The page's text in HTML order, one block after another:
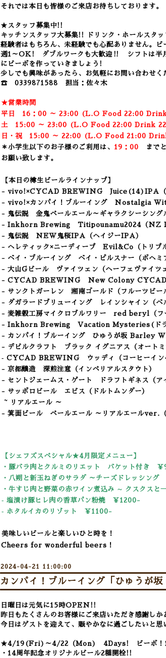
それでは本日も皆様のご来店お待ちしております。
★スタッフ募集中!!
キッチンスタッフ大募集!! ドリンク・ホールスタッ
経験者はもちろん、未経験でも心配ありません。
ビ
週1～OK! ダブルワークも大歓迎‼ シフトは半月
にビーボを作っていきましょう!
少しでも興味があったら、お気軽にお問い合わせく
☎ 0339871588 担当：佐々木
★営業時間
平日 16：00 ～ 23:00 (L.O Food 22:00 Drink
土 15:00 ～ 23:00 (L.O Food 22:00 Drink
日・祝 15:00 ～ 22:00 (L.O Food 21:00
＊小学生以下のお子様のご利用は、 19：00
まで
お願い致します。
【本日の樽生ビールラインナップ】
- vivo!×CYCAD BREWING Juice(14)IPA
- vivo!×カンパイ！ブルーイング Nostalgia Wit
- 鬼伝説 金鬼ペールエール～ギャラクシーシング
- Inkhorn Brewing Titipounamu2024 （NZ
- 鬼伝説 NEW鬼桜IPA（ヘイジーIPA）
- ヘレティック×ニーディープ Evil&Co（トリプ
- ベイ・ブルーイング ベイ・ピルスナー（ボヘミ
- 大山Gビール ヴァイツェン（ヘーフェヴァイツ
- CYCAD BREWING New Colony CYCAD
- サンクトガーレン 湘南ゴールド（フルーツビー
- ダガラードブリューイング レインシャイン（ベ
- 麦雑穀工房マイクロブルワリー red beryl（フ
- Inkhorn Brewing Vacation Mysteries(ドライ
- カンパイ！ブルーイング ひゅうが坂 Barley
- デビルクラフト ブラック イグニアス（オートミ
‐ CYCAD BREWING ウッディ（コーヒーイン
- 京都醸造 深煎注意（インペリアルスタウト）
- セントジェームス・ゲート ドラフトギネス（ア
- サッポロビール エビス（ドルトムンダー）
~ リアルエール ～
- 箕面ビール ペールエール ～リアルエールver.（
【シェフズスペシャル★4月限定メニュー】
・豚バラ肉とクルミのリエット バケット付き
・八朔と新玉ねぎのサラダ ～チーズドレッシン
・牛すじ肉と野菜の赤ワイン煮込み ∼ クスクス
‐ 塩漬け豚ヒレ肉の香草パン粉焼 ￥1200-
‐ ホタルイカのリゾット ￥1100-
美味しいビールと楽しいひと時を！
Cheers for wonderful beers！
2024-04-21 11:00:00
カンパイ！ブルーイング「ひゅうが
日曜日は元気に15時OPEN!!
昨日もたくさんのお客様にご来店いただき感謝しか
今日はゲストを迎えて、賑やかなに過ごしたいと思
★4/19(Fri)～4/22（Mon) 4Days! ビーボ！14
・14周年記念オリジナルビール2種開栓!!